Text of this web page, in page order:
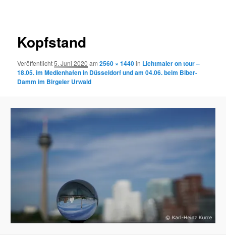
Kopfstand
Veröffentlicht5. Juni 2020 am2560 × 1440in Lichtmaler on tour –
18.05. im Medienhafen in Düsseldorf und am 04.06. beim Biber-
Damm im Birgeler Urwald